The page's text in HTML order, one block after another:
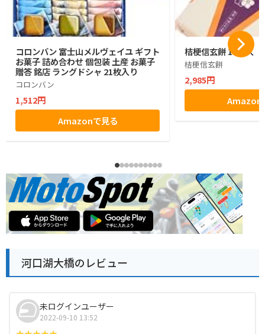
コロンバン 富士山メルヴェイユ ギフト
お菓子 詰め合わせ 個包装 土産 お菓子
贈答 銘店 ラングドシャ 21枚入り
コロンバン
1,512円
Amazonで見る
桔梗信玄餅 10個入
桔梗信玄餅
2,985円
Amazon
河口湖大橋のレビュー
未ログインユーザー
2022-09-10 13:52